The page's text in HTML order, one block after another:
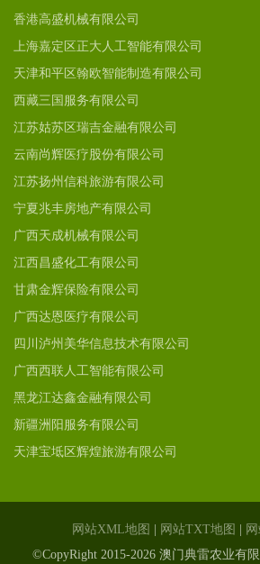
香港高盛机械有限公司
上海嘉定区正大人工智能有限公司
天津和平区翰欧智能制造有限公司
西藏三国服务有限公司
江苏姑苏区瑞吉金融有限公司
云南尚辉医疗股份有限公司
江苏扬州信科旅游有限公司
宁夏兆丰房地产有限公司
广西天成机械有限公司
江西昌盛化工有限公司
甘肃金辉保险有限公司
广西达恩医疗有限公司
四川泸州美华信息技术有限公司
广西西联人工智能有限公司
黑龙江达鑫金融有限公司
新疆洲阳服务有限公司
天津宝坻区辉煌旅游有限公司
网站XML地图 网站TXT地图
©CopyRight 2015-2026 澳门典雷农业有